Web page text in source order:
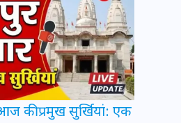
की प्रमुख सुर्खियां: एक